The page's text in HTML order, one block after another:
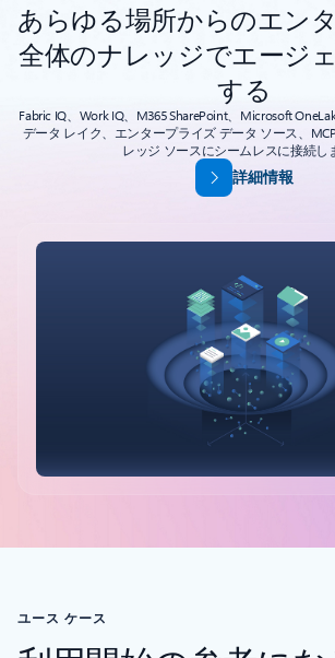
あらゆる場所からのエン
全体のナレッジでエージ
する
Fabric IQ、Work IQ、M365 SharePoint、Microsoft
データ レイク、エンタープライズ データ ソース、
レッジ ソースにシームレスに接続し
詳細情報
ユース ケース